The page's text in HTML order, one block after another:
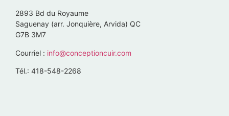
2893 Bd du Royaume
Saguenay (arr. Jonquière, Arvida) QC
G7B 3M7
Courriel : info@conceptioncuir.com
Tél.: 418-548-2268